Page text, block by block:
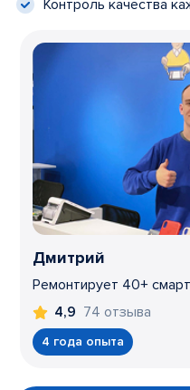
Контроль качества
Дмитрий
Ремонтирует 40+
4,9 74 отзыва
4 года опыта